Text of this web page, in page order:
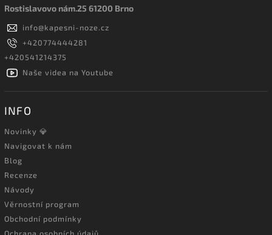
Rostislavovo nám.25 61200 Brno
info@kapesni-noze.cz
+420774444281
+420541214375
Naše videa na Youtube
INFO
Novinky 💎
Navigovat k nám
Blog
Recenze
Návody
Věrnostní program
Obchodní podmínky